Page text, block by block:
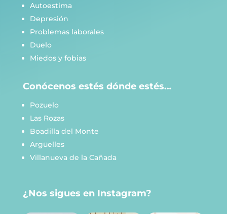
Autoestima
Depresión
Problemas laborales
Duelo
Miedos y fobias
Conócenos estés dónde estés…
Pozuelo
Las Rozas
Boadilla del Monte
Argüelles
Villanueva de la Cañada
¿Nos sigues en Instagram?